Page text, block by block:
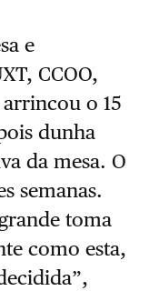
e
CCOO,
arrincou o 15
dunha
da mesa. O
semanas.
toma
como esta,